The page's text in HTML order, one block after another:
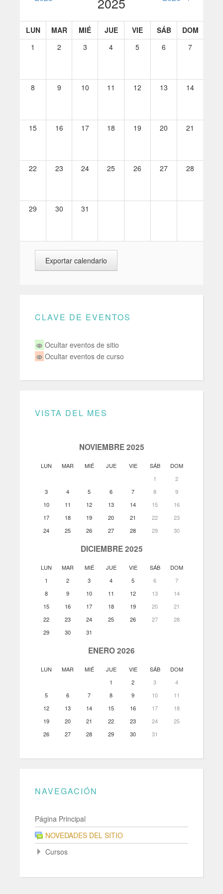
LUN MAR MIÉ JUE VIE SÁB
DOM
1
2 3 4 5 6 7
8 9 10 11 12 13 14
15 16 17 18 19 20 21
22 23 24 25 26 27 28
29 30 31
CLAVE DE EVENTOS
Ocultar eventos de sitio
Ocultar eventos de curso
VISTA DEL MES
NOVIEMBRE 2025
LUN MAR MIÉ JUE VIE SÁB
DOM
1
2
3
4 5 6 7 8
9
10
11 12 13 14 15
16
17
18 19 20 21 22
23
24
25 26 27 28 29 30
DICIEMBRE 2025
LUN MAR MIÉ JUE VIE SÁB
DOM
1
2 3 4 5 6
7
8
9 10 11 12 13
14
15
16 17 18 19 20
21
22
23 24 25 26 27
28
29
30 31
ENERO 2026
LUN MAR MIÉ JUE VIE SÁB
DOM
1
2 3
4
5
6 7 8 9 10
11
12
13 14 15 16 17
18
19
20 21 22 23 24
25
26
27 28 29 30 31
NAVEGACIÓN
Página Principal
NOVEDADES DEL SITIO
Cursos